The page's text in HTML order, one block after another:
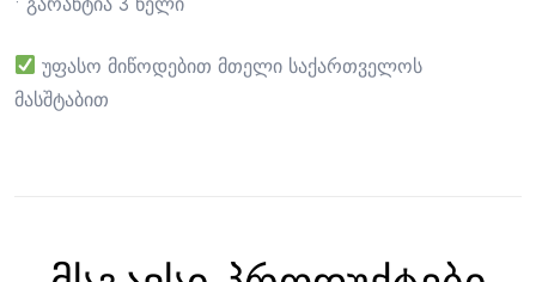
უფასო მიწოდებით მთელი საქართველოს
მასშტაბით